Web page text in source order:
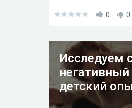
ее аппетитным
привычка заедать
(эмоциогенное
поведение). Третья —
стремление жестко
ограничивать себя в
(ограничительное
поведение), в
человек то садится на
0 0
Исследуем
негативный
детский